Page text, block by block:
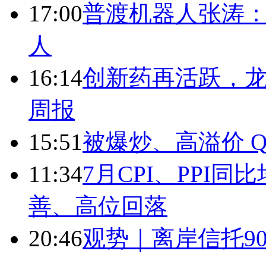
17:00普渡机器人张涛
人
16:14创新药再活跃，
周报
15:51被爆炒、高溢价
11:347月CPI、PPI同
善、高位回落
20:46观势｜离岸信托